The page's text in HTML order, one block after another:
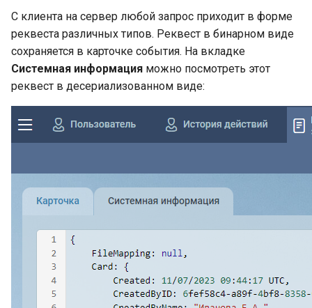
С клиента на сервер любой запрос приходит в форме
реквеста различных типов. Реквест в бинарном виде
сохраняется в карточке события. На вкладке
Системная информация можно посмотреть этот
реквест в десериализованном виде: